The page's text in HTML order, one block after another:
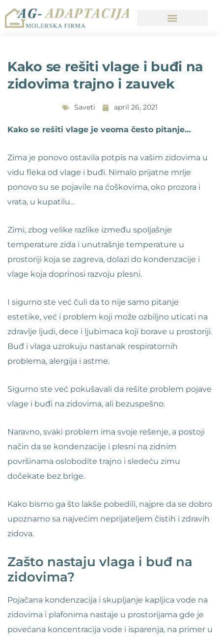
Kako se rešiti vlage i buđi na
zidovima trajno i zauvek
Saveti april 26, 2021
Kako se rešiti vlage je veoma često pitanje…
Zima je ponovo ostavila potpis na vašim zidovima u
vidu fleka od vlage i buđi. Nimalo prijatne mrlje
ponovo su se pojavile na ćoškovima, oko prozora i
vrata, u kupatilu…
Zimi, zbog velike razlike između spoljašnje
temperature zida i unutrašnje temperature u
prostoriji koja se zagreva, dolazi do kondenzacije i
vlage koja doprinosi razvoju plesni.
I sigurno ste već čuli da to nije samo pitanje
estetike, već i problem koji može ozbiljno uticati na
zdravlje ljudi, dece i ljubimaca koji borave u prostoriji.
Buđ i vlaga uzrokuju nastanak respiratornih
problema, alergija i astme.
Sigurno ste već pokušavali da rešite problem pojave
vlage i buđi na zidovima, ali bezuspešno.
Naravno, svaki problem ima svoje rešenje, a postoji
način da se kondenzacije i plesni na zidnim
površinama oslobodite trajno i sledeću zimu
dočekate bez brige.
Kako bismo ga što lakše pobedili, najpre da se dobro
upoznamo sa najvećim neprijateljem čistih i zdravih
zidova.
Zašto nastaju vlaga i buđ na
zidovima?
Pojačana kondenzacija i skupljanje kapljica vode na
zidovima i plafonima nastaje u prostorijama gde je
povećana koncentracija vode i isparenja, na primer u